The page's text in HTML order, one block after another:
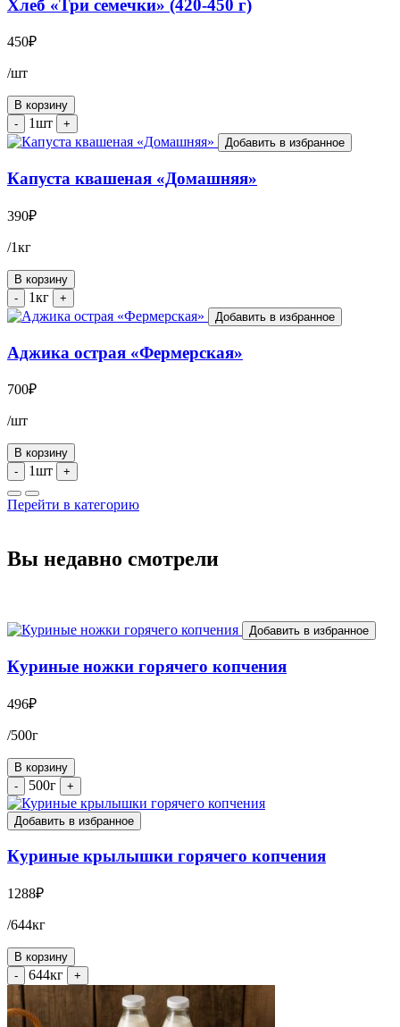
Хлеб «Три семечки» (420-450 г)
450₽
/шт
В корзину
-
1шт
+
Добавить в избранное
Капуста квашеная «Домашняя»
390₽
/1кг
В корзину
-
1кг
+
Добавить в избранное
Аджика острая «Фермерская»
700₽
/шт
В корзину
-
1шт +
Перейти в категорию
Вы недавно смотрели
Добавить в избранное
Куриные ножки горячего копчения
496₽
/500г
В корзину
-
500г +
Добавить в избранное
Куриные крылышки горячего копчения
1288₽
/644кг
В корзину
-
644кг +